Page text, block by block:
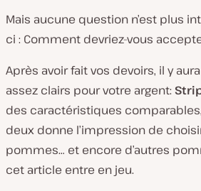
Mais aucune question n’est plus
ci : Comment devriez-vous
Après avoir fait vos devoirs, il y
assez clairs pour votre argent:
des caractéristiques
deux donne l’impression de
pommes… et encore d’autres
cet article entre en jeu.